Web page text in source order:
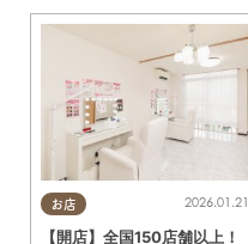
お店 2026.01.21
【開店】全国150店舗以上！